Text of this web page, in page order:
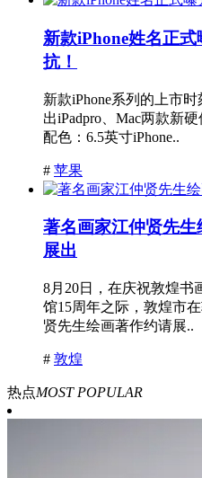
新款iPhone姓名正
抗！
新款iPhone系列的上市
出iPadpro、Mac两款新
配色：6.5英寸iPhone..
# 苹果
著名画家江仲贤先
展出
8月20日，在庆祝敦煌书
馆15周年之际，敦煌市
贤先生绘画著作约请展..
# 敦煌
热点MOST POPULAR